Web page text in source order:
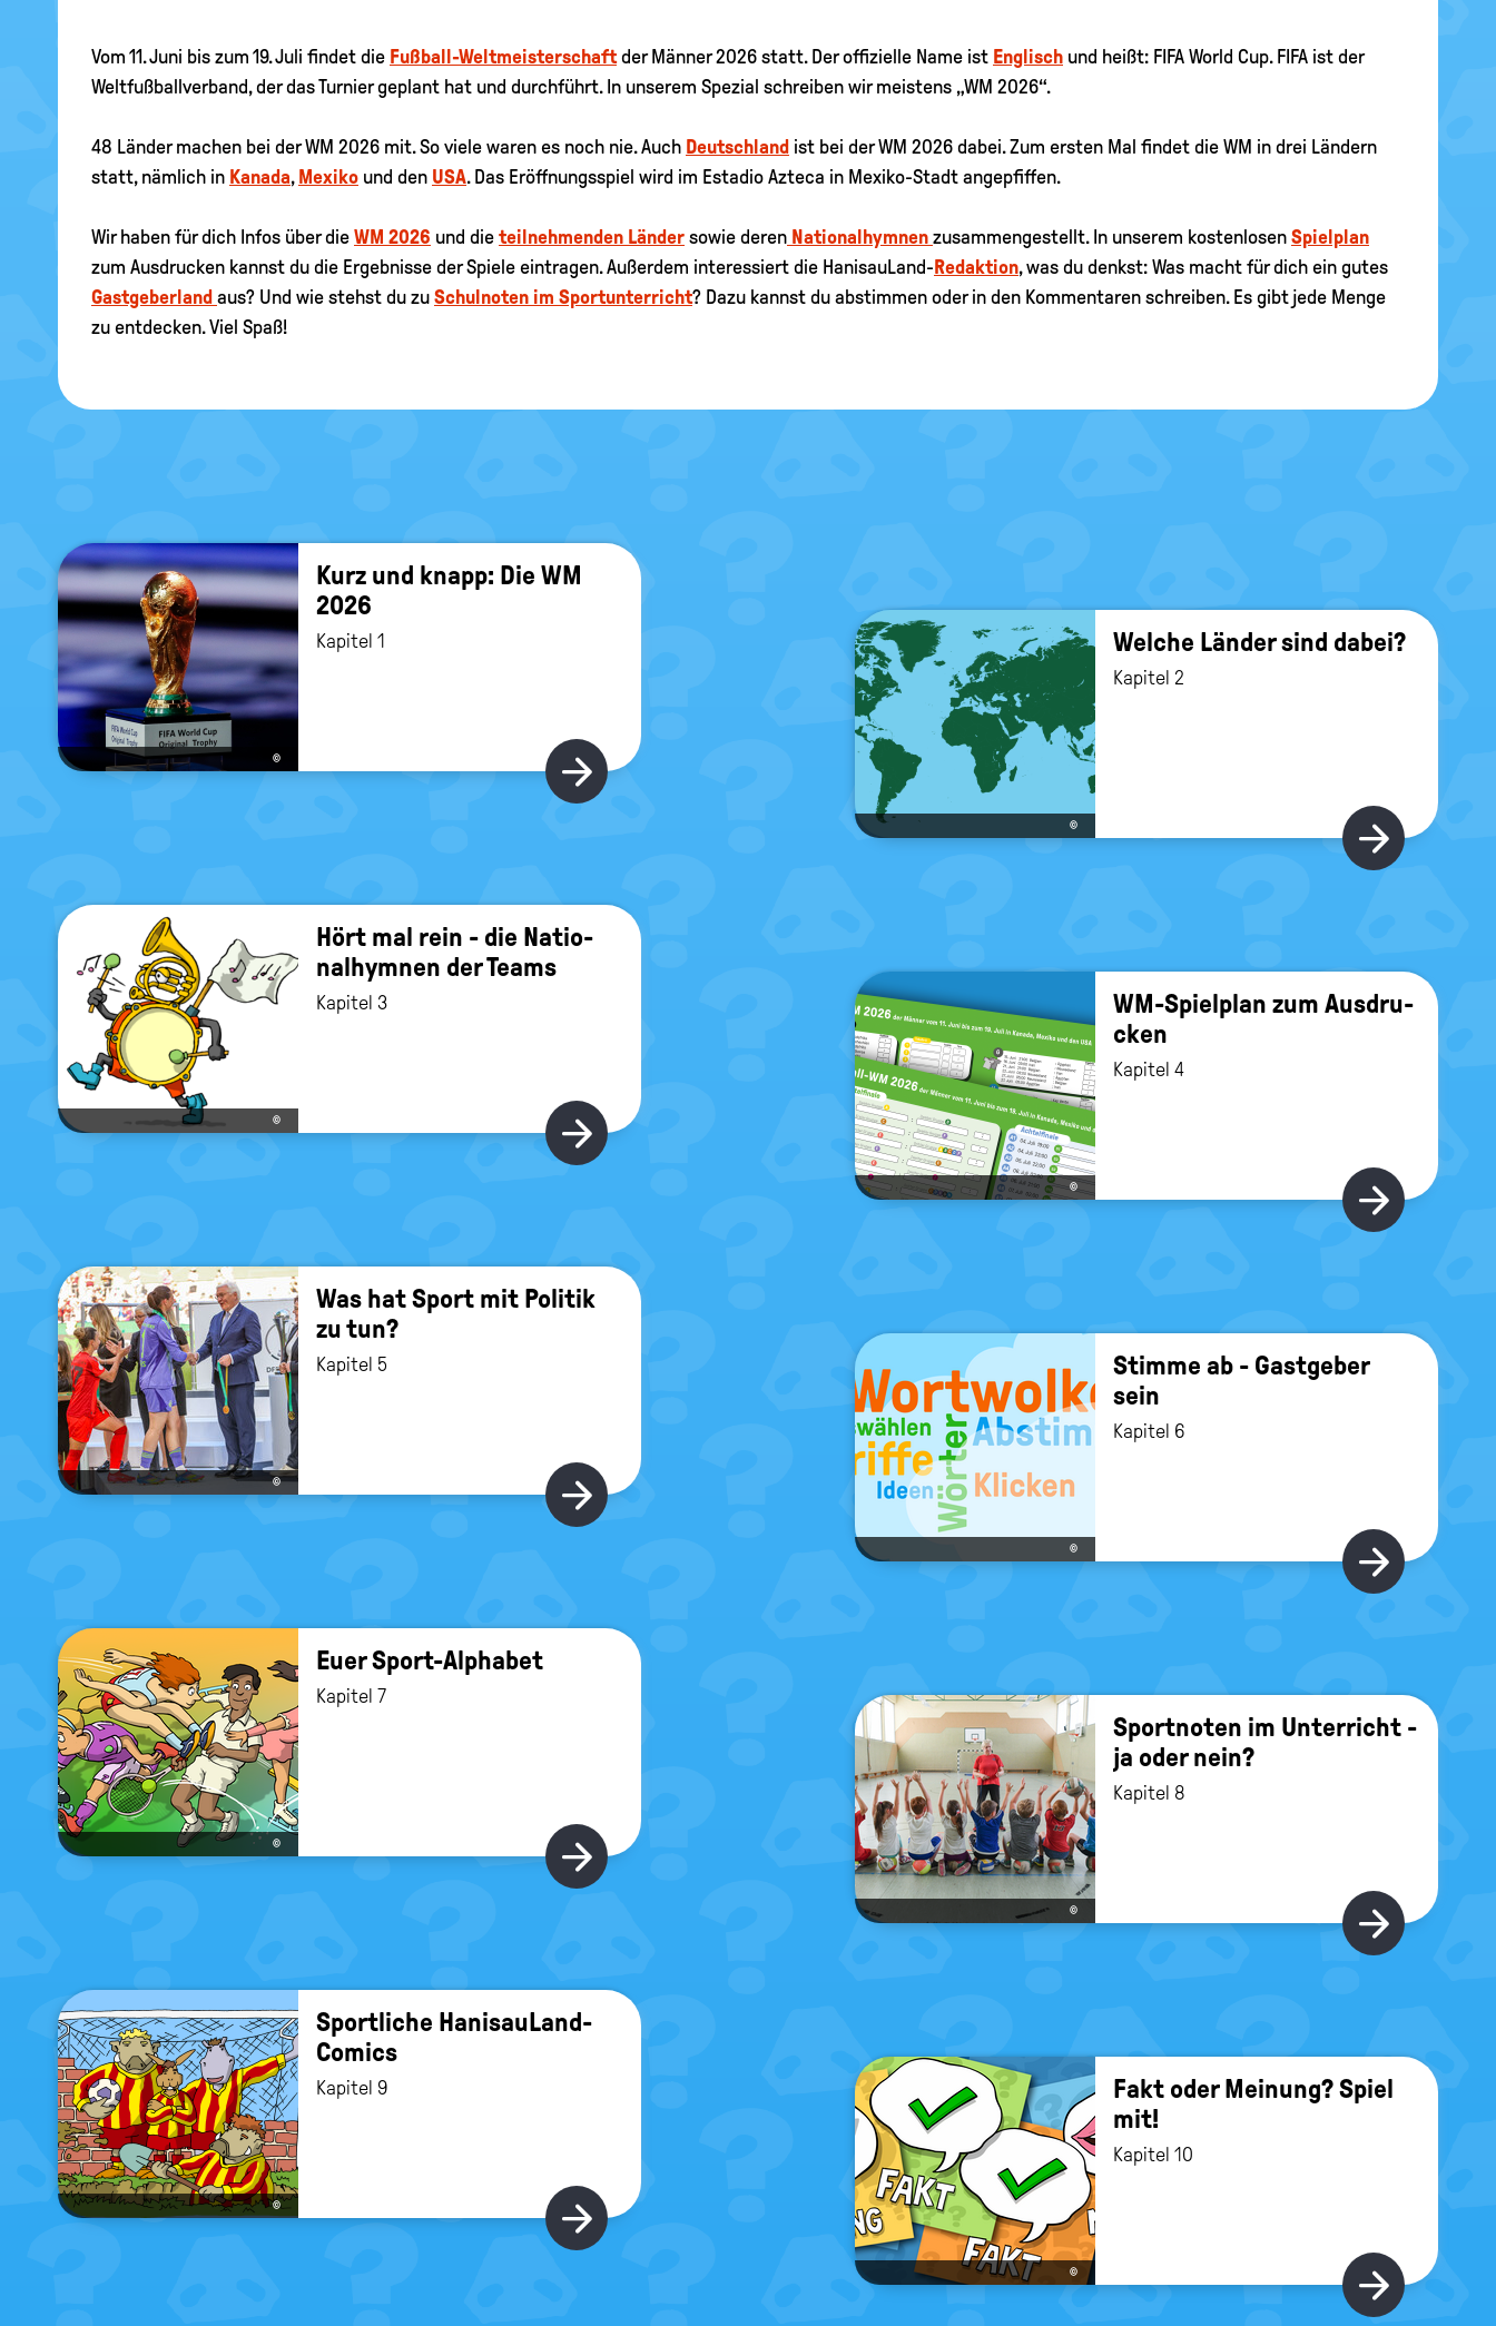
Vom 11. Juni bis zum 19. Juli findet die Fußball-Weltmeisterschaftder Männer 2026 statt. Der offizielle Name ist Englisch und heißt: FIFA World Cup. FIFA ist der
Weltfußballverband, der das Turnier geplant hat und durchführt. In unserem Spezial schreiben wir meistens „WM 2026“.
48 Länder machen bei der WM 2026 mit. So viele waren es noch nie. Auch Deutschland ist bei der WM 2026 dabei. Zum ersten Mal findet die WM in drei Ländern
statt, nämlich in Kanada, Mexiko und den USA. Das Eröffnungsspiel wird im Estadio Azteca in Mexiko-Stadt angepfiffen.
Wir haben für dich Infos über die WM 2026 und die teilnehmenden Länder sowie deren Nationalhymnen zusammengestellt. In unserem kostenlosen Spielplan
zum Ausdrucken kannst du die Ergebnisse der Spiele eintragen. Außerdem interessiert die HanisauLand-Redaktion, was du denkst: Was macht für dich ein gutes
Gastgeberland aus? Und wie stehst du zu Schulnoten im Sportunterricht? Dazu kannst du abstimmen oder in den Kommentaren schreiben. Es gibt jede Menge
zu entdecken. Viel Spaß!
©
Kurz und knapp: Die WM
2026
Kapitel 1
Hier gibt's mehr
©
Wel­che Län­der sind dabei?
Kapitel 2
Hier
©
Hört mal rein - die Na­tio­
nal­hym­nen der Teams
Kapitel 3
Hier gibt's mehr
©
WM-​Spielplan zum Aus­dru­
cken
Kapitel 4
Hier
©
Was hat Sport mit Po­li­tik
zu tun?
Kapitel 5
Hier gibt's mehr
©
Stim­me ab - Gast­ge­ber
sein
Kapitel 6
Hier
©
Euer Sport-​Alphabet
Kapitel 7
Hier gibt's mehr
©
Sport­no­ten im Un­ter­richt -
ja oder nein?
Kapitel 8
Hier
©
Sport­li­che HanisauLand-​
Comics
Kapitel 9
Hier gibt's mehr
©
Fakt oder Mei­nung? Spiel
mit!
Kapitel 10
Hier